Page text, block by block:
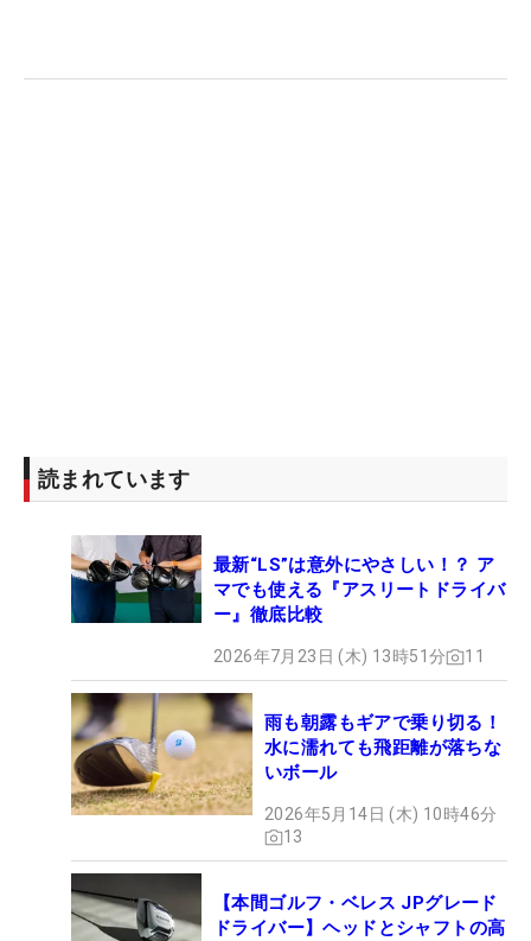
読まれています
最新“LS”は意外にやさしい！？ ア
マでも使える『アスリートドライバ
ー』徹底比較
2026年7月23日 (木) 13時51分 11
雨も朝露もギアで乗り切る！
水に濡れても飛距離が落ちな
いボール
2026年5月14日 (木) 10時46分
13
【本間ゴルフ・ベレス JPグレード
ドライバー】ヘッドとシャフトの高